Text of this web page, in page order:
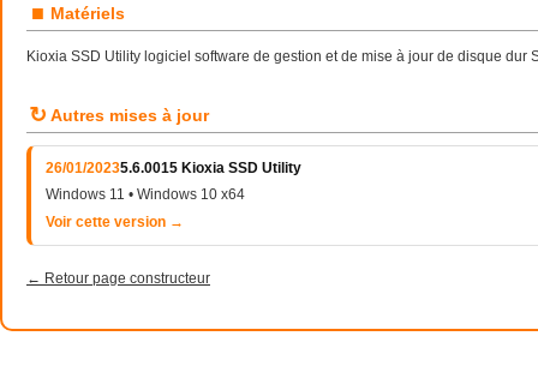
■ Matériels
Kioxia SSD Utility logiciel software de gestion et de mise à jour de disque dur
↻ Autres mises à jour
26/01/20235.6.0015 Kioxia SSD Utility
Windows 11 • Windows 10 x64
Voir cette version →
← Retour page constructeur